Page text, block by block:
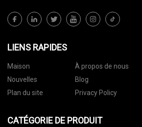
LIENS RAPIDES
Maison À propos de nous
Nouvelles
Blog
Plan du site
Privacy Policy
CATÉGORIE DE PRODUIT